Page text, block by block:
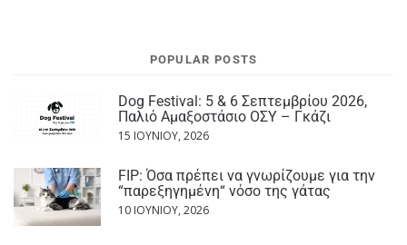
POPULAR POSTS
Dog Festival: 5 & 6 Σεπτεμβρίου 2026,
Παλιό Αμαξοστάσιο ΟΣΥ – Γκάζι
15 ΙΟΥΝΊΟΥ, 2026
FIP: Όσα πρέπει να γνωρίζουμε για την
“παρεξηγημένη“ νόσο της γάτας
10 ΙΟΥΝΊΟΥ, 2026